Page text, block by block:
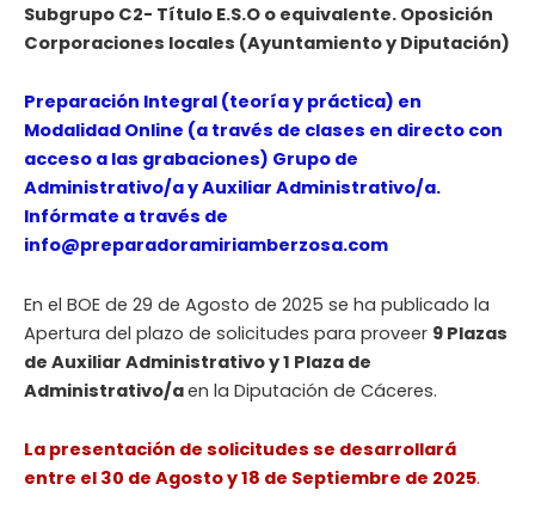
Subgrupo C2- Título E.S.O o equivalente. Oposición
Corporaciones locales (Ayuntamiento y Diputación)
Preparación Integral (teoría y práctica) en
Modalidad Online (a través de clases en directo con
acceso a las grabaciones) Grupo de
Administrativo/a y Auxiliar Administrativo/a.
Infórmate a través de
info@preparadoramiriamberzosa.com
En el BOE de 29 de Agosto de 2025 se ha publicado la
Apertura del plazo de solicitudes para proveer 9 Plazas
de Auxiliar Administrativo y 1 Plaza de
Administrativo/aen la Diputación de Cáceres.
La presentación de solicitudes se desarrollará
entre el 30 de Agosto y 18 de Septiembre de 2025.